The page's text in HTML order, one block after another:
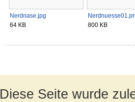
Nerdnase.jpg
64 KB
800 KB
Diese Seite wurde